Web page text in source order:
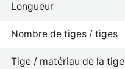
Longueur
Nombre de tiges / tiges
Tige / matériau de la tige